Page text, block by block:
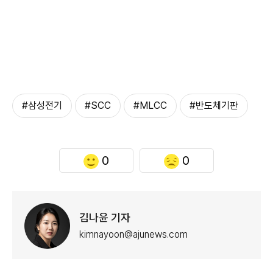
#삼성전기 #SCC #MLCC #반도체기판
0 0
김나윤 기자
kimnayoon@ajunews.com